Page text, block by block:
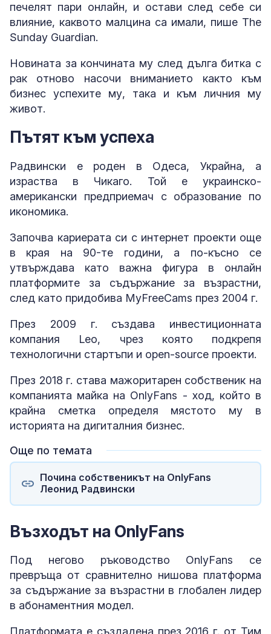
печелят пари онлайн, и остави след себе си
влияние, каквото малцина са имали, пише The
Sunday Guardian.
Новината за кончината му след дълга битка с
рак отново насочи вниманието както към
бизнес успехите му, така и към личния му
живот.
Пътят към успеха
Радвински е роден в Одеса, Украйна, а
израства в Чикаго. Той е украинско-
американски предприемач с образование по
икономика.
Започва кариерата си с интернет проекти още
в края на 90-те години, а по-късно се
утвърждава като важна фигура в онлайн
платформите за съдържание за възрастни,
след като придобива MyFreeCams през 2004 г.
През 2009 г. създава инвестиционната
компания Leo, чрез която подкрепя
технологични стартъпи и open-source проекти.
През 2018 г. става мажоритарен собственик на
компанията майка на OnlyFans - ход, който в
крайна сметка определя мястото му в
историята на дигиталния бизнес.
Още по темата
Почина собственикът на OnlyFans
Леонид Радвински
Възходът на OnlyFans
Под негово ръководство OnlyFans се
превръща от сравнително нишова платформа
за съдържание за възрастни в глобален лидер
в абонаментния модел.
Платформата е създадена през 2016 г. от Тим